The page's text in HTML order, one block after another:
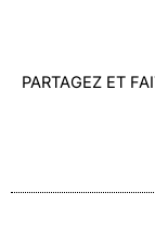
PARTAGEZ ET